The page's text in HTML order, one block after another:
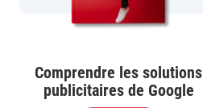
Comprendre les solutions
publicitaires de Google